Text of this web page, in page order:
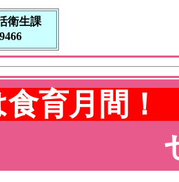
衛生課
食育月間